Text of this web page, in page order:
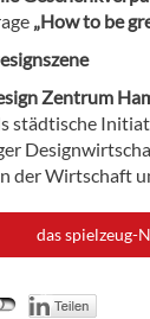
„How to be
Zentrum
städtische
der Wirtschaft
das spielzeug-